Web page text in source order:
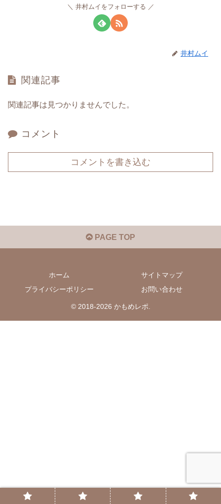
井村ムイをフォローする
井村ムイ
関連記事
関連記事は見つかりませんでした。
コメント
コメントを書き込む
PAGE TOP
ホーム
サイトマップ
プライバシーポリシー
お問い合わせ
© 2018-2026 かもめレポ.